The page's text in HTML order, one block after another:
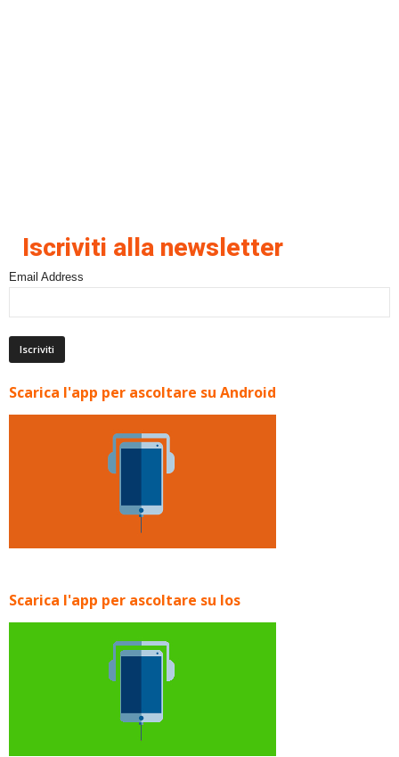
Iscriviti alla newsletter
Email Address
Scarica l'app per ascoltare su Android
Scarica l'app per ascoltare su Ios